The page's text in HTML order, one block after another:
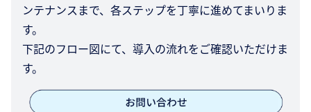
ンテナンスまで、各ステップを丁寧に進めてまいりま
す。
下記のフロー図にて、導入の流れをご確認いただけま
す。